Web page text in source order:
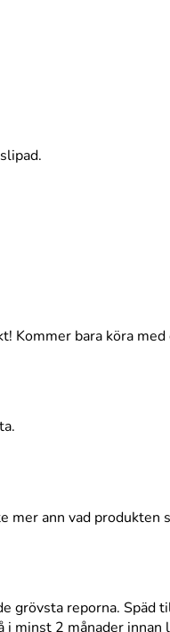
Kommer bara köra med
mer ann vad produkten
grövsta reporna. Späd
minst 2 månader innan